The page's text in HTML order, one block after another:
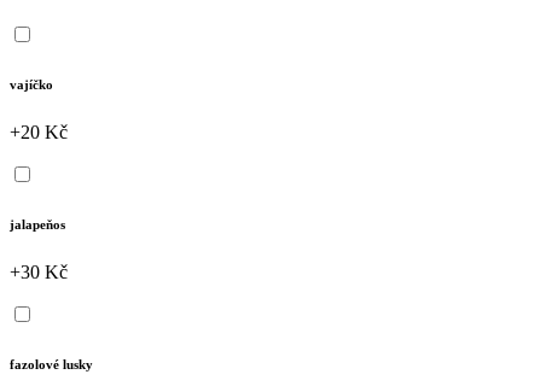
vajíčko
+20 Kč
jalapeňos
+30 Kč
fazolové lusky